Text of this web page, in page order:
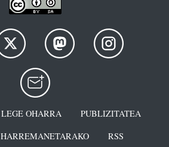
LEGE OHARRA
PUBLIZITATEA
HARREMANETARAKO RSS